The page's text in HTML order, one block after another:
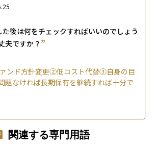
後は何をチェックすればいいのでしょう
夫ですか？ ”
ンド方針変更②低コスト代替③自身の目
題なければ長期保有を継続すれば十分で
関連する専門用語